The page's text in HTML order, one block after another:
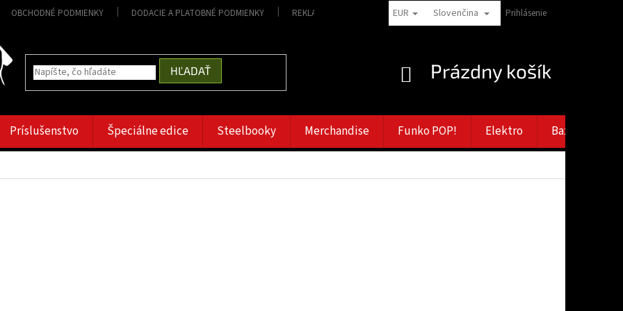
OBCHODNÉ PODMIENKY DODACIE A PLATOBNÉ PODMIENKY REKLAMAČNÝ RÁD VERNOSTNÉ ZĽAVY ZÁSADY SPRACOVANIA
EUR Slovenčina Prihlásenie
HĽADAŤ NÁKUPNÝ
KOŠÍK
Prázdny košík
Príslušenstvo Špeciálne edice Steelbooky Merchandise Funko POP! Elektro Bazar